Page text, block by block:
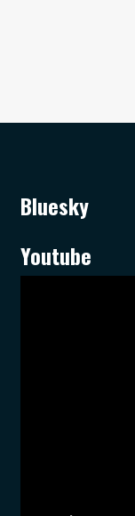
Bluesky
Youtube